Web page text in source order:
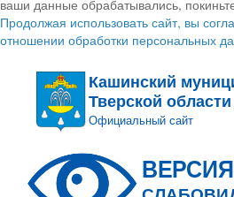
ваши данные обрабатывались,
Продолжая использовать сайт, вы
отношении обработки персональных